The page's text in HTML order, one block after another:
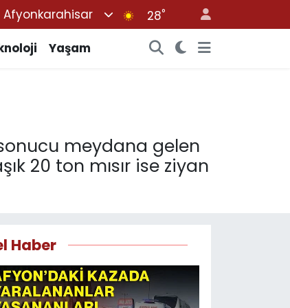
Afyonkarahisar 28°
Yaşam
meydana gelen
20 ton mısır ise ziyan
Haber